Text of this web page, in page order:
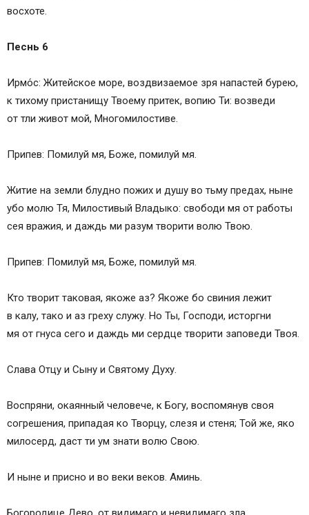
восхоте.
Песнь 6
Ирмо́с: Житейское море, воздвизаемое зря напастей бурею,
к тихому пристанищу Твоему притек, вопию Ти: возведи
от тли живот мой, Многомилостиве.
Припев: Помилуй мя, Боже, помилуй мя.
Житие на земли блудно пожих и душу во тьму предах, ныне
убо молю Тя, Милостивый Владыко: свободи мя от работы
сея вражия, и даждь ми разум творити волю Твою.
Припев: Помилуй мя, Боже, помилуй мя.
Кто творит таковая, якоже аз? Якоже бо свиния лежит
в калу, тако и аз греху служу. Но Ты, Господи, исторгни
мя от гнуса сего и даждь ми сердце творити заповеди Твоя.
Слава Отцу и Сыну и Святому Духу.
Воспряни, окаянный человече, к Богу, воспомянув своя
согрешения, припадая ко Творцу, слезя и стеня; Той же, яко
милосерд, даст ти ум знати волю Свою.
И ныне и присно и во веки веков. Аминь.